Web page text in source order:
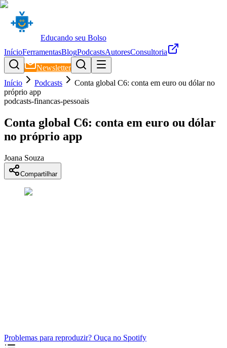
Educando seu Bolso
InícioFerramentasBlogPodcastsAutoresConsultoria
Newsletter
Início
Podcasts
Conta global C6: conta em euro ou dólar no
próprio app
podcasts-financas-pessoais
Conta global C6: conta em euro ou dólar
no próprio app
Joana Souza
Compartilhar
Problemas para reproduzir? Ouça no Spotify